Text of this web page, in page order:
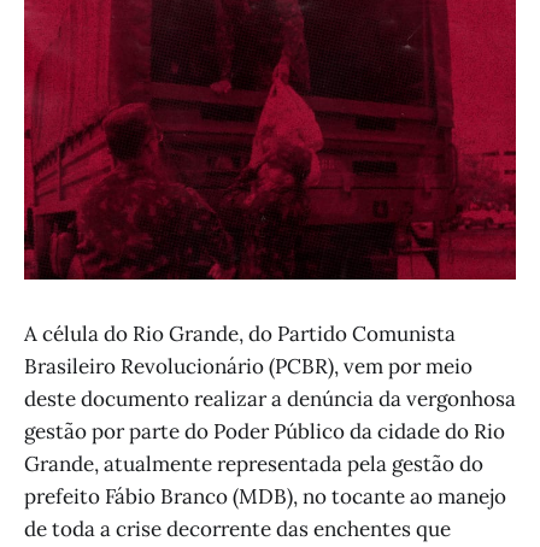
A célula do Rio Grande, do Partido Comunista
Brasileiro Revolucionário (PCBR), vem por meio
deste documento realizar a denúncia da vergonhosa
gestão por parte do Poder Público da cidade do Rio
Grande, atualmente representada pela gestão do
prefeito Fábio Branco (MDB), no tocante ao manejo
de toda a crise decorrente das enchentes que